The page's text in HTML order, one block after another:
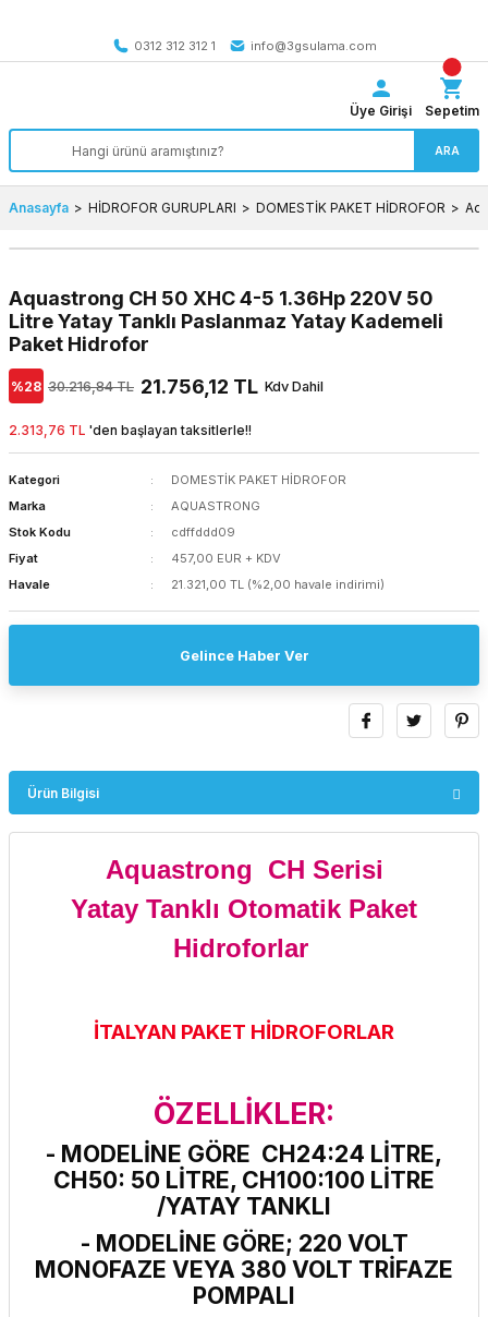
0312 312 312 1
info@3gsulama.com
ARA
Üye Girişi Sepetim
Anasayfa HİDROFOR GURUPLARI DOMESTİK PAKET HİDROFOR
Aquastrong CH 50 XHC 4-5 1.36Hp 220V 50
Litre Yatay Tanklı Paslanmaz Yatay Kademeli
Paket Hidrofor
%28 30.216,84 TL 21.756,12 TL Kdv Dahil
2.313,76 TL 'den başlayan taksitlerle!!
Kategori
DOMESTİK PAKET HİDROFOR
Marka
AQUASTRONG
Stok Kodu
cdffddd09
Fiyat
457,00 EUR + KDV
Havale
21.321,00 TL (%2,00 havale indirimi)
Gelince Haber Ver
Ürün Bilgisi
Aquastrong CH Serisi
Yatay Tanklı Otomatik Paket
Hidroforlar
İTALYAN PAKET HİDROFORLAR
ÖZELLİKLER:
- MODELİNE GÖRE CH24:24 LİTRE,
CH50: 50 LİTRE, CH100:100 LİTRE
/YATAY TANKLI
- MODELİNE GÖRE; 220 VOLT
MONOFAZE VEYA 380 VOLT TRİFAZE
POMPALI